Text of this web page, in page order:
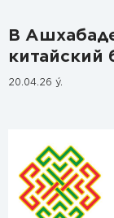
В
китайский
20.04.26 ý.